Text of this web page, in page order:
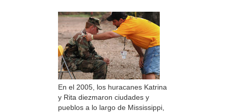
En el 2005, los huracanes Katrina
y Rita diezmaron ciudades y
pueblos a lo largo de Mississippi,